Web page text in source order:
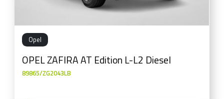
Opel
OPEL ZAFIRA AT Edition L-L2 Diesel
89865/ZG2043LB